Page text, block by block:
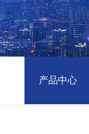
产品中心